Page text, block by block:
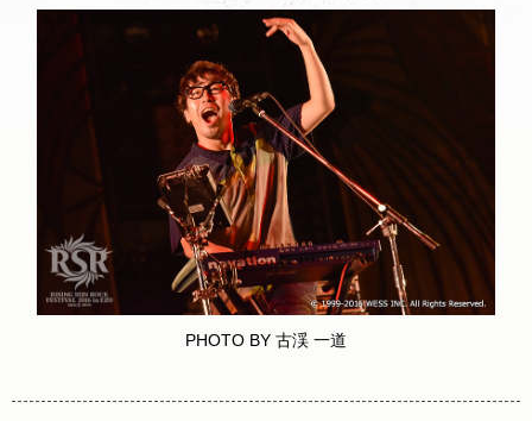
PHOTO BY 古渓 一道